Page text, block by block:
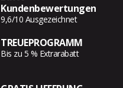
Kundenbewertungen
9,6/10 Ausgezeichnet
TREUEPROGRAMM
Bis zu 5 % Extrarabatt